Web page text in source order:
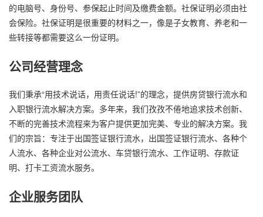
的电脑号、身份号、参保起止时间及缴费金额。社保证明必须由社
会保险。社保证明是很重要的材料之一，像是子女教育、养老和一
些转接等都需要这么一份证明。
公司经营理念
我们秉承“用技术说话，用责任说话!”的理念，提供房贷银行流水和
入职银行流水解决方案。多年来，我们孜孜不倦地追求技术创新、
不断的完善技术流程来为客户提供更加完美、专业的解决方案。我
们的宗旨：专注于出国签证银行流水，出国签证银行流水、各种个
人流水、各种企业对公流水、车贷银行流水、工作证明、存款证
明、打卡工资流水服务。
企业服务团队